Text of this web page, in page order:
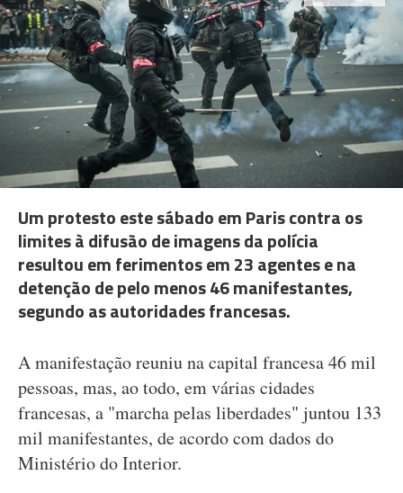
Um protesto este sábado em Paris contra os
limites à difusão de imagens da polícia
resultou em ferimentos em 23 agentes e na
detenção de pelo menos 46 manifestantes,
segundo as autoridades francesas.
A manifestação reuniu na capital francesa 46 mil
pessoas, mas, ao todo, em várias cidades
francesas, a "marcha pelas liberdades" juntou 133
mil manifestantes, de acordo com dados do
Ministério do Interior.